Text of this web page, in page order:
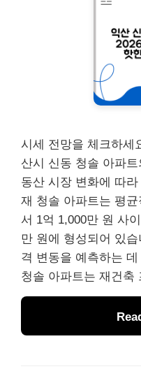
시세 전망을 체크하세
산시 신동 청솔 아파
동산 시장 변화에 따
재 청솔 아파트는 평
서 1억 1,000만 원 사
만 원에 형성되어 있
격 변동을 예측하는
청솔 아파트는 재건